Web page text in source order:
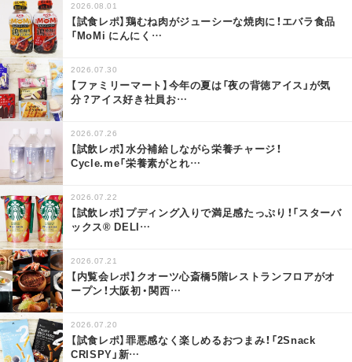
2026.08.01
【試食レポ】鶏むね肉がジューシーな焼肉に！エバラ食品
「MoMi にんにく …
2026.07.30
【ファミリーマート】今年の夏は「夜の背徳アイス」が気
分？アイス好き社員お…
2026.07.26
【試飲レポ】水分補給しながら栄養チャージ！
Cycle.me「栄養素がとれ…
2026.07.22
【試飲レポ】プディング入りで満足感たっぷり！「スターバ
ックス® DELI…
2026.07.21
【内覧会レポ】クオーツ心斎橋5階レストランフロアがオ
ープン！大阪初・関西…
2026.07.20
【試食レポ】罪悪感なく楽しめるおつまみ！「2Snack
CRISPY」新…